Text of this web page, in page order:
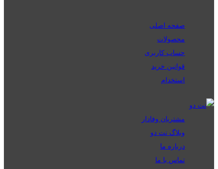
صفحه اصلی
محصولات
حساب کاربری
قوانین خرید
استخدام
مشتریان وفادار
وبلاگ نت دو
درباره ما
تماس با ما